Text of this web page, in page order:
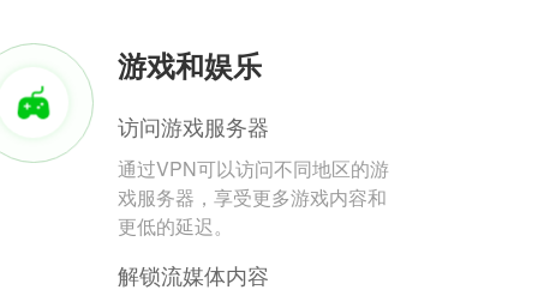
游戏和娱乐
访问游戏服务器
通过VPN可以访问不同地区的游
戏服务器，享受更多游戏内容和
更低的延迟。
解锁流媒体内容